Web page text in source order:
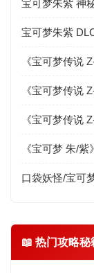
📖 热门攻略秘